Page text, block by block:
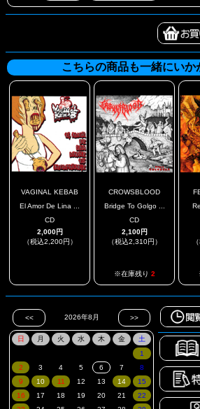
こちらの商品も一緒にいか
VAGINAL KEBAB
El Amor De Lina ...
CD
2,000円
（税込2,200円）
CROWSBLOOD
Bridge To Golgo ...
CD
2,100円
（税込2,310円）
※在庫残り 2